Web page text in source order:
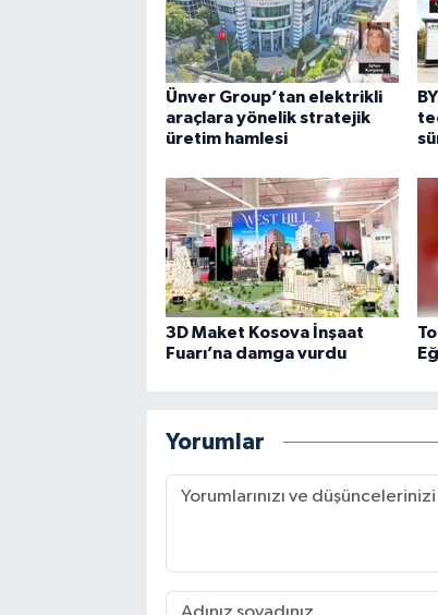
Ünver Group’tan elektrikli
araçlara yönelik stratejik
üretim hamlesi
3D Maket Kosova İnşaat
Fuarı’na damga vurdu
Yorumlar